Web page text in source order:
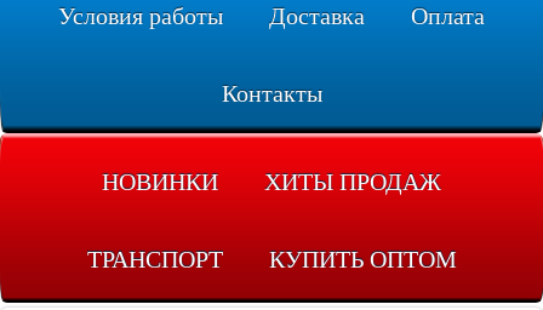
Условия работы Доставка Оплата
Контакты
НОВИНКИ ХИТЫ ПРОДАЖ
ТРАНСПОРТ КУПИТЬ ОПТОМ